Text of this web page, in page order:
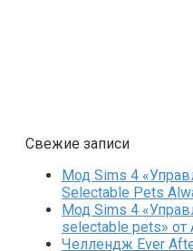
Свежие записи
Мод Sims 4
Selectable Pets
Мод Sims 4
selectable pets» от
Челлендж Ever